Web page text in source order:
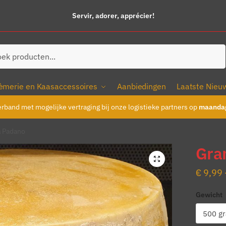
Servir, adorer, apprécier!
en Kaasaccessoires Aanbiedingen Laatste
met mogelijke vertraging bij onze logistieke partners op
€9,99
Gewicht